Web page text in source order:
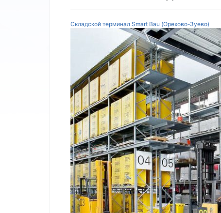
Складской терминал Smart Bau (Орехово-Зуево)